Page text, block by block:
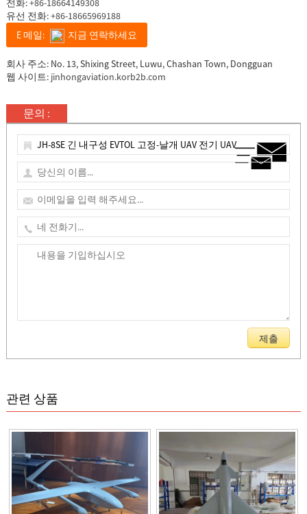
전화:+86-18664149308
유선 전화:+86-18665969188
E 메일:
지금 연락하세요
회사 주소: No. 13, Shixing Street, Luwu, Chashan Town, Dongguan
웹 사이트: jinhongaviation.korb2b.com
문의 :
관련 상품